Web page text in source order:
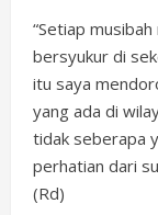
“Setiap
bersyukur di
itu saya
yang ada di
tidak seberapa
perhatian dari
(Rd)